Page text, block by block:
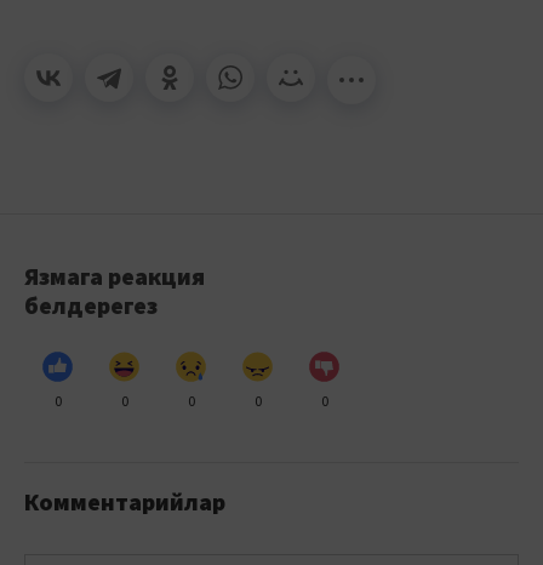
Язмага реакция
белдерегез
0 0 0 0 0
Комментарийлар